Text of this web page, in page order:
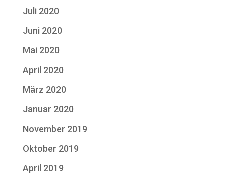
Juli 2020
Juni 2020
Mai 2020
April 2020
März 2020
Januar 2020
November 2019
Oktober 2019
April 2019